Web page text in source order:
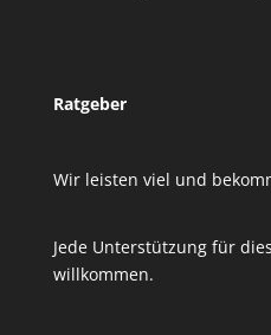
Ratgeber
Wir leisten viel und
Jede Unterstützung für
willkommen.